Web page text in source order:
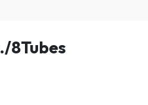
8Tubes